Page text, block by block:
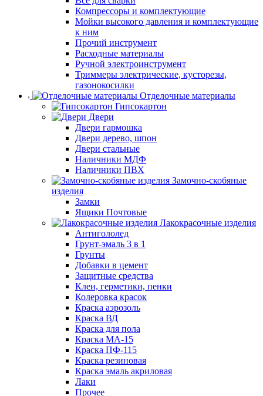
Компрессоры и комплектующие
Мойки высокого давления и комплектующие
к ним
Прочий инструмент
Расходные материалы
Ручной электроинструмент
Триммеры электрические, кусторезы,
газонокосилки
Отделочные материалы
Гипсокартон
Двери
Двери гармошка
Двери дерево, шпон
Двери стальные
Наличники МДФ
Наличники ПВХ
Замочно-скобяные
изделия
Замки
Ящики Почтовые
Лакокрасочные изделия
Антигололед
Грунт-эмаль 3 в 1
Грунты
Добавки в цемент
Защитные средства
Клеи, герметики, пенки
Колеровка красок
Краска аэрозоль
Краска ВД
Краска для пола
Краска МА-15
Краска ПФ-115
Краска резиновая
Краска эмаль акриловая
Лаки
Прочее